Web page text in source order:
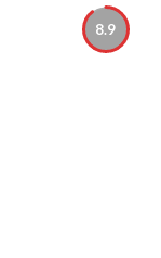
8.9